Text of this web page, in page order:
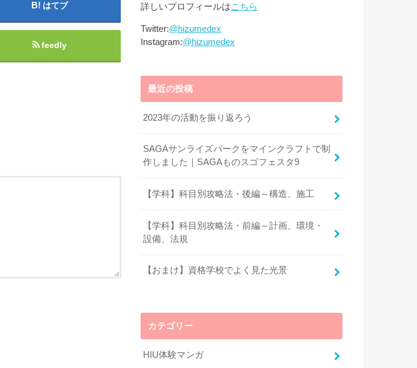
はてブ
feedly
詳しいプロフィールはこちら
Twitter:@hizumedex
Instagram:@hizumedex
最近の投稿
2023年の活動を振り返ろう
SAGAサンライズパークをマインクラフトで制
作しました｜SAGAものスゴフェスタ9
【学科】科目別攻略法・後編～構造、施工
【学科】科目別攻略法・前編～計画、環境・
設備、法規
【おまけ】資格学校でよく見た光景
カテゴリー
HIU体験マンガ